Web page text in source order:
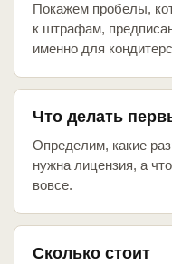
Покажем пробелы,
к штрафам,
именно для
Что делать
Определим, какие
нужна лицензия, а
вовсе.
Сколько стоит